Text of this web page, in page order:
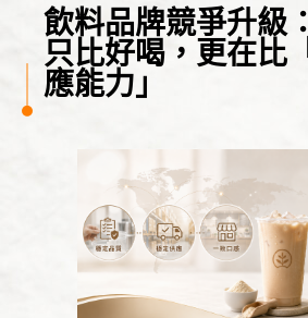
飲料品牌競爭升級
只比好喝，更在比
應能力」
產品目錄
代工服務
關於三興
資源中心